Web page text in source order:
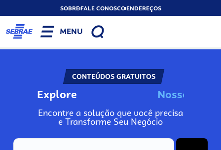
SOBREFALE CONOSCOENDEREÇOS
MENU
CONTEÚDOS GRATUITOS
Explore Nosso
Encontre a solução que você precisa
e Transforme Seu Negócio